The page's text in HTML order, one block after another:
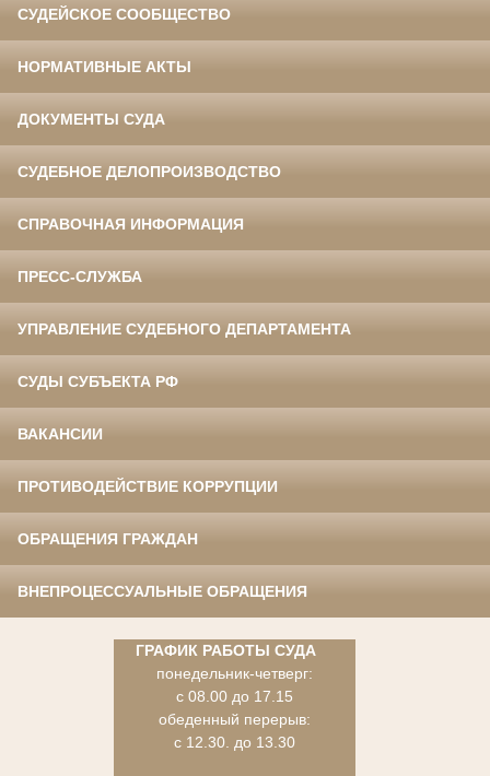
СУДЕЙСКОЕ СООБЩЕСТВО
НОРМАТИВНЫЕ АКТЫ
ДОКУМЕНТЫ СУДА
СУДЕБНОЕ ДЕЛОПРОИЗВОДСТВО
СПРАВОЧНАЯ ИНФОРМАЦИЯ
ПРЕСС-СЛУЖБА
УПРАВЛЕНИЕ СУДЕБНОГО ДЕПАРТАМЕНТА
СУДЫ СУБЪЕКТА РФ
ВАКАНСИИ
ПРОТИВОДЕЙСТВИЕ КОРРУПЦИИ
ОБРАЩЕНИЯ ГРАЖДАН
ВНЕПРОЦЕССУАЛЬНЫЕ ОБРАЩЕНИЯ
ГРАФИК РАБОТЫ СУДА
понедельник-четверг:
с 08.00 до 17.15
обеденный перерыв:
с 12.30. до 13.30